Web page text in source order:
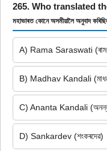
265. Who translated
মহাভাৰত কোনে অসমীয়ালৈ অনুবাদ
A) Rama Saraswati (ৰাম
B) Madhav Kandali (মাধৱ
C) Ananta Kandali (অনন্ত
D) Sankardev (শংকৰদেৱ)